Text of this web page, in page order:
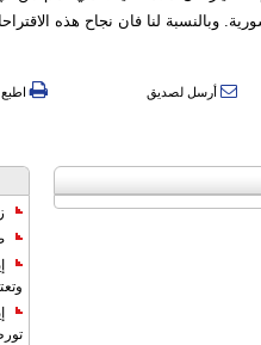
وبالنسبة لنا فان نجاح هذه
أرسل لصديق اطبع